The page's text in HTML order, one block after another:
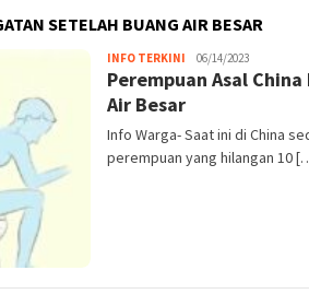
SETELAH BUANG AIR BESAR
INFO TERKINI Nita
Yunengsih
06/14/2023
Perempuan Asal
Air Besar
Info Warga- Saat ini di China
perempuan yang hilangan 10